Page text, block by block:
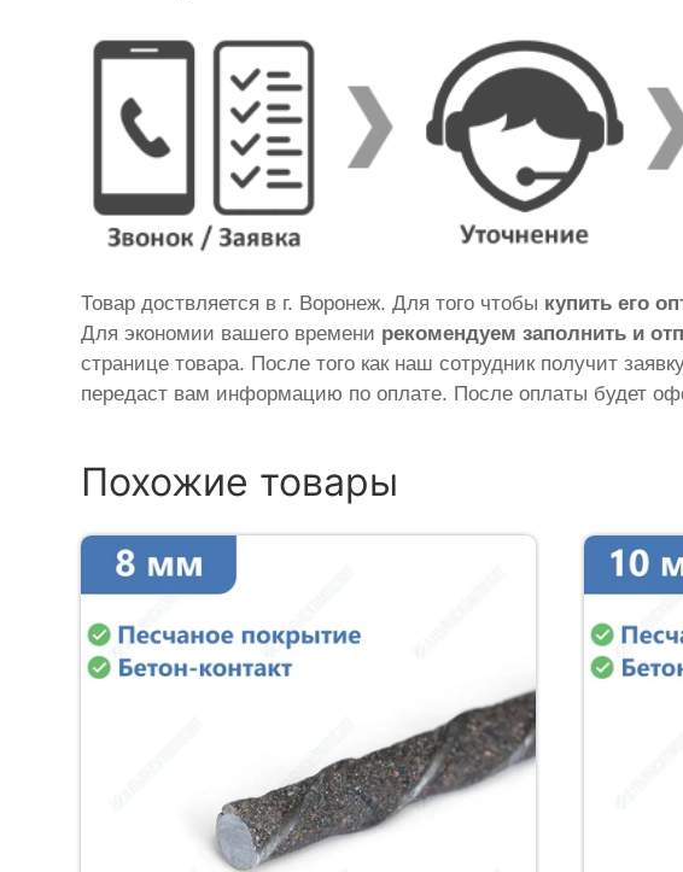
Товар доствляется в г. Воронеж. Для того чтобы купить его
Для экономии вашего времени рекомендуем заполнить и
странице товара. После того как наш сотрудник получит
передаст вам информацию по оплате. После оплаты будет
Похожие товары